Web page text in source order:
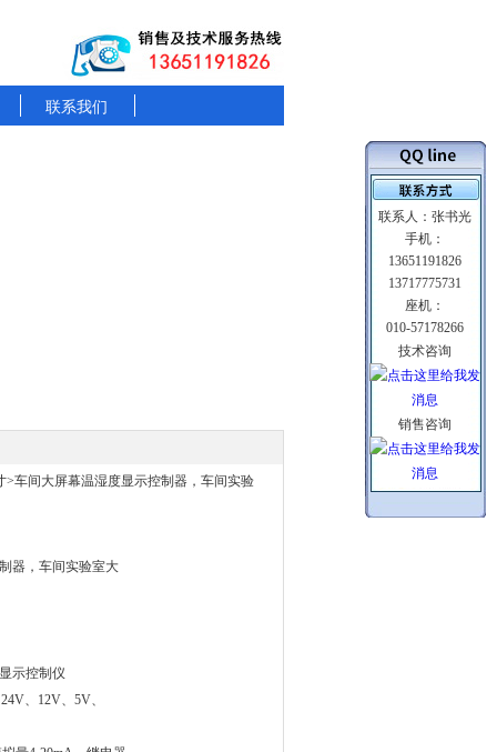
联系我们
>车间大屏幕温湿度显示控制器，车间实验
器，车间实验室大
示控制仪
、12V、5V、
联系人：张书光
手机：
13651191826
13717775731
座机：
010-57178266
技术咨询
销售咨询